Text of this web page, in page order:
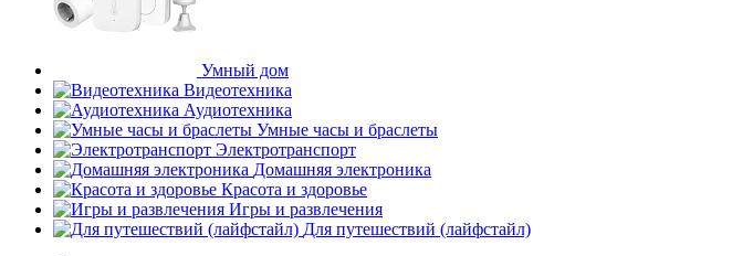
Умный дом
Видеотехника
Аудиотехника
Умные часы и браслеты
Электротранспорт
Домашняя электроника
Красота и здоровье
Игры и развлечения
Для путешествий (лайфстайл)